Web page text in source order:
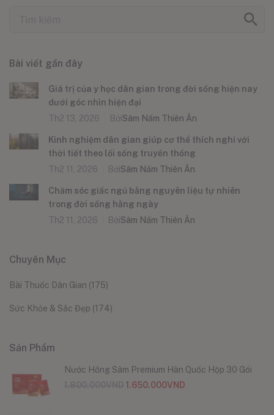
Bài viết gần đây
Giá trị của y học dân gian trong đời sống hiện nay
dưới góc nhìn hiện đại
Th2 13, 2026
BởiSâm Nấm Thiên Ân
Kinh nghiệm dân gian giúp cơ thể thích nghi với
thời tiết theo lối sống truyền thống
Th2 11, 2026
BởiSâm Nấm Thiên Ân
Chăm sóc giấc ngủ bằng nguyên liệu tự nhiên
trong đời sống hằng ngày
Th2 11, 2026
BởiSâm Nấm Thiên Ân
Chuyên Mục
Bài Thuốc Dân Gian (175)
Sức Khỏe & Sắc Đẹp (174)
Sản Phẩm
Nước Hồng Sâm Premium Hàn Quốc Hộp 30 Gói
1.650.000VND